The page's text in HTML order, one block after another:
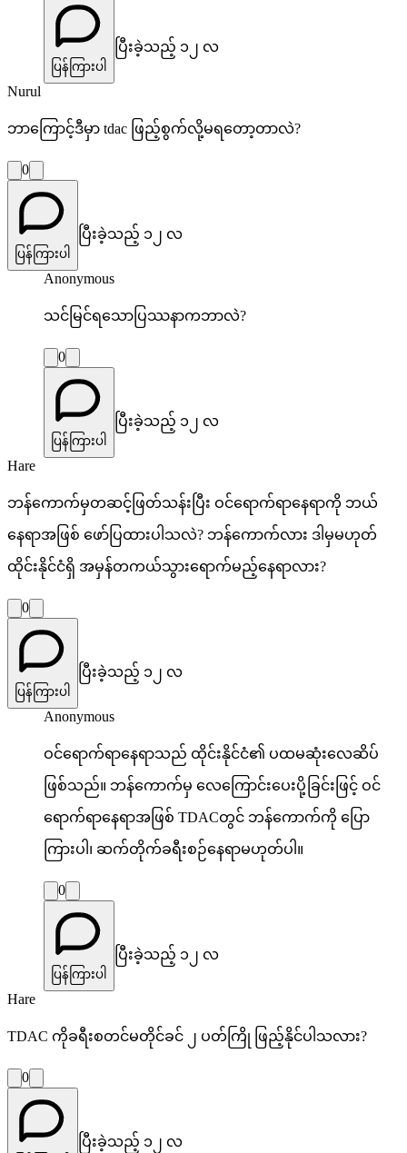
ပြန်ကြားပါ
ပြီးခဲ့သည့် ၁၂ လ
Nurul
ဘာကြောင့်ဒီမှာ tdac ဖြည့်စွက်လို့မရတော့တာလဲ?
0
ပြန်ကြားပါ
ပြီးခဲ့သည့် ၁၂ လ
Anonymous
သင်မြင်ရသောပြဿနာကဘာလဲ?
0
ပြန်ကြားပါ
ပြီးခဲ့သည့် ၁၂ လ
Hare
ဘန်ကောက်မှတဆင့်ဖြတ်သန်းပြီး ဝင်ရောက်ရာနေရာကို ဘယ်
နေရာအဖြစ် ဖော်ပြထားပါသလဲ? ဘန်ကောက်လား ဒါမှမဟုတ်
ထိုင်းနိုင်ငံရှိ အမှန်တကယ်သွားရောက်မည့်နေရာလား?
0
ပြန်ကြားပါ
ပြီးခဲ့သည့် ၁၂ လ
Anonymous
ဝင်ရောက်ရာနေရာသည် ထိုင်းနိုင်ငံ၏ ပထမဆုံးလေဆိပ်
ဖြစ်သည်။ ဘန်ကောက်မှ လေကြောင်းပေးပို့ခြင်းဖြင့် ဝင်
ရောက်ရာနေရာအဖြစ် TDACတွင် ဘန်ကောက်ကို ပြော
ကြားပါ၊ ဆက်တိုက်ခရီးစဉ်နေရာမဟုတ်ပါ။
0
ပြန်ကြားပါ
ပြီးခဲ့သည့် ၁၂ လ
Hare
TDAC ကိုခရီးစတင်မတိုင်ခင် ၂ ပတ်ကြို ဖြည့်နိုင်ပါသလား?
0
ပြီးခဲ့သည့် ၁၂ လ